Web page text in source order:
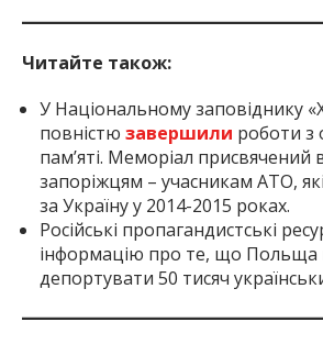
Читайте також:
У Національному заповіднику
повністю завершили роботи з
пам’яті. Меморіал присвячений
запоріжцям – учасникам АТО,
за Україну у 2014-2015 роках.
Російські пропагандистські
інформацію про те, що Польща
депортувати 50 тисяч